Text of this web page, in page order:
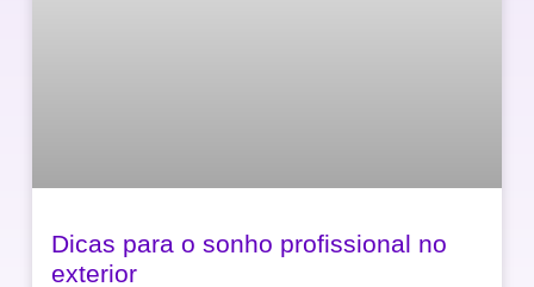
Dicas para o sonho profissional no
exterior